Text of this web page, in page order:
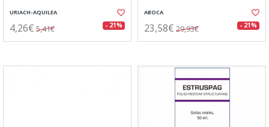
URIACH-AQUILEA
4,26€ 5,41€ - 21%
ABOCA
23,58€ 29,93€ - 21%